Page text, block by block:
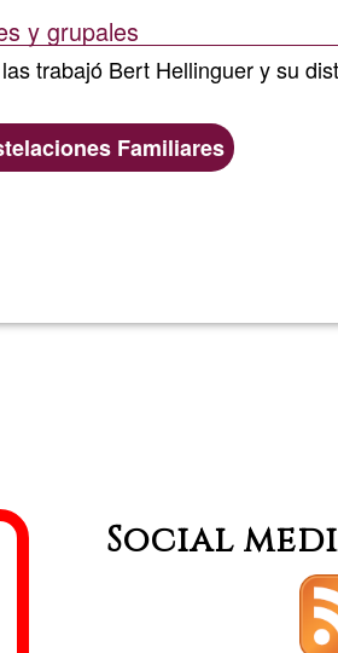
y grupales
trabajó Bert Hellinguer y su
Familiares
Social